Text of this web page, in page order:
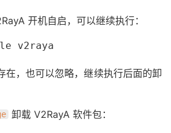
开机自启，可以继续执行：
v2raya
在，也可以忽略，继续执行后面的卸
卸载 V2RayA 软件包：